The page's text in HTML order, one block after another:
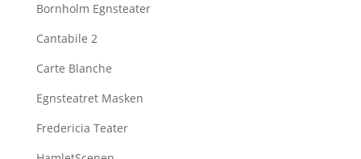
Bornholm Egnsteater
Cantabile 2
Carte Blanche
Egnsteatret Masken
Fredericia Teater